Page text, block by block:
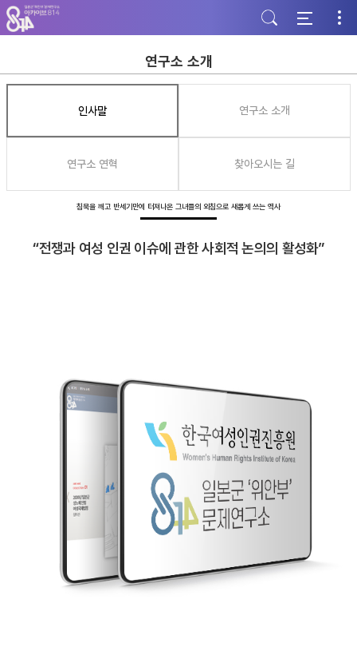
주
메
뉴
가
기
본
문
바
기
하
단
바
기
연구소 소개
인사말 연구소 소개
연구소 연혁 찾아오시는 길
침묵을 깨고 반세기만에 터져나온 그녀들의 외침으로 새롭게 쓰는 역사
“전쟁과 여성 인권 이슈에 관한 사회적 논의의 활성화”